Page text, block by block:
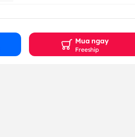
Mua ngay
Freeship